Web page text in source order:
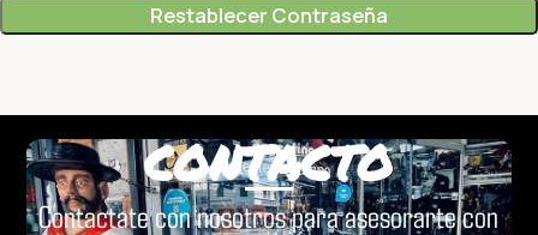
Restablecer Contraseña
CONTACTO
Contactate con nosotros para asesorarte con